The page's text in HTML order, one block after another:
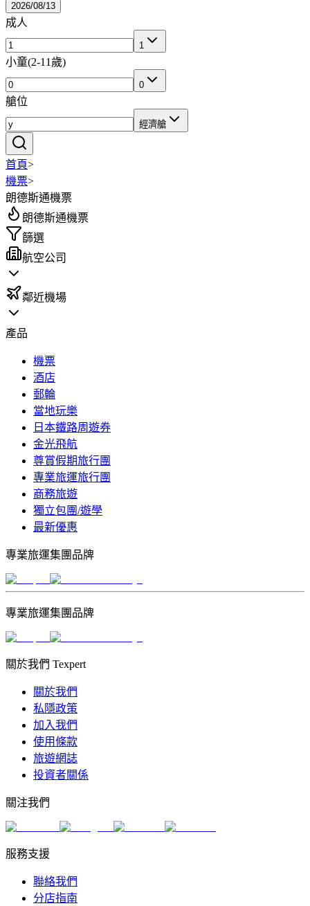
2026/08/13
成人
1
小童(2-11歲)
0
艙位
經濟艙
首頁>
機票>
朗德斯通機票
朗德斯通機票
篩選
航空公司
鄰近機場
產品
機票
酒店
郵輪
當地玩樂
日本鐵路周遊券
金光飛航
尊賞假期旅行團
專業旅運旅行團
商務旅遊
獨立包團/遊學
最新優惠
專業旅運集團品牌
專業旅運集團品牌
關於我們 Texpert
關於我們
私隱政策
加入我們
使用條款
旅遊網誌
投資者關係
關注我們
服務支援
聯絡我們
分店指南